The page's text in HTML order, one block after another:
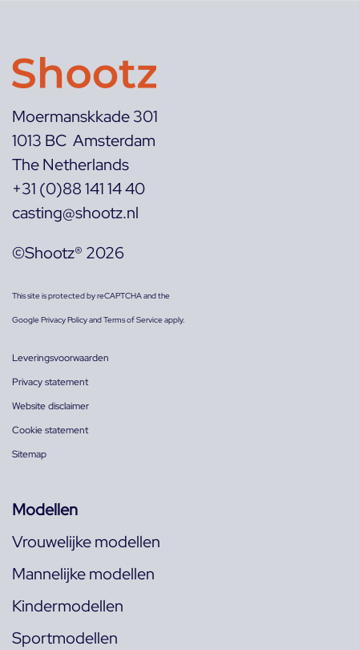
Moermanskkade 301
1013 BC Amsterdam
The Netherlands
+31 (0)88 141 14 40
casting@shootz.nl
©Shootz® 2026
This site is protected by reCAPTCHA and the
GooglePrivacy PolicyandTerms of Serviceapply.
Leveringsvoorwaarden
Privacy statement
Website disclaimer
Cookie statement
Sitemap
Modellen
Vrouwelijke modellen
Mannelijke modellen
Kindermodellen
Sportmodellen